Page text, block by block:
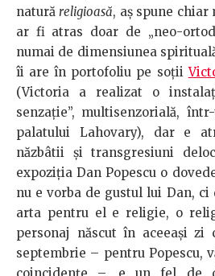
natură religioasă, aş spune chiar
ar fi atras doar de „neo-
numai de dimensiunea
îi are în portofoliu pe soţii
(Victoria a realizat o
senzaţie”, multisenzorială,
palatului Lahovary), dar e
năzbâtii şi transgresiuni
expoziţia Dan Popescu o
nu e vorba de gustul lui Dan, ci
arta pentru el e religie, o
personaj născut în aceeaşi zi
septembrie – pentru Popescu,